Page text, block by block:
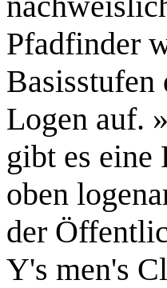
Pfadfinder
Basisstufen
Logen auf.
gibt es
oben
der
Y's men's